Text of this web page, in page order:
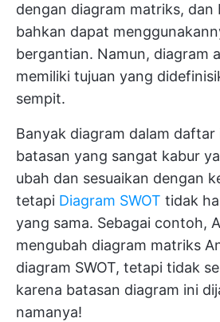
dengan diagram matriks, dan
bahkan dapat
bergantian. Namun, diagram
memiliki tujuan yang
sempit.
Banyak diagram dalam daftar
batasan yang sangat kabur
ubah dan sesuaikan dengan
tetapi Diagram SWOT tidak
yang sama. Sebagai contoh,
mengubah diagram matriks
diagram SWOT, tetapi tidak
karena batasan diagram ini
namanya!